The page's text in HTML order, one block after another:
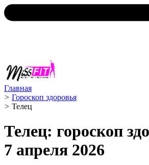
Главная
> Гороскоп здоровья
> Телец ️
Телец: гороскоп
7 апреля 2026